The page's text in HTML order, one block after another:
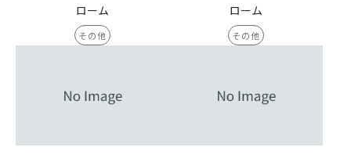
ローム
その他
ローム
その他